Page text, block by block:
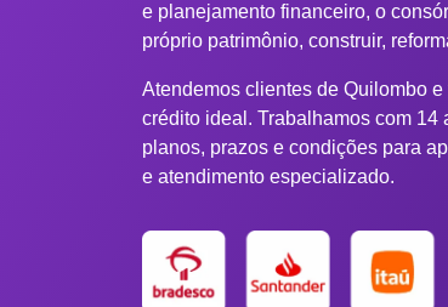
e planejamento financeiro, o
próprio patrimônio, construir,
Atendemos clientes de Quilombo
crédito ideal. Trabalhamos com
planos, prazos e condições para
e atendimento especializado.